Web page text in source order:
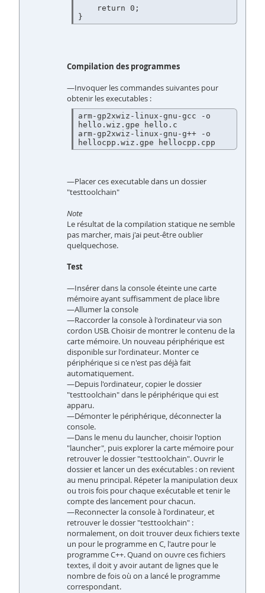
Compilation des programmes
—Invoquer les commandes suivantes pour
obtenir les executables :
arm-gp2xwiz-linux-gnu-gcc -o
hello.wiz.gpe hello.c
arm-gp2xwiz-linux-gnu-g++ -o
hellocpp.wiz.gpe hellocpp.cpp
—Placer ces executable dans un dossier
"testtoolchain"
Note
Le résultat de la compilation statique ne semble
pas marcher, mais j'ai peut-être oublier
quelquechose.
Test
—Insérer dans la console éteinte une carte
mémoire ayant suffisamment de place libre
—Allumer la console
—Raccorder la console à l'ordinateur via son
cordon USB. Choisir de montrer le contenu de la
carte mémoire. Un nouveau périphérique est
disponible sur l'ordinateur. Monter ce
périphérique si ce n'est pas déjà fait
automatiquement.
—Depuis l'ordinateur, copier le dossier
"testtoolchain" dans le périphérique qui est
apparu.
—Démonter le périphérique, déconnecter la
console.
—Dans le menu du launcher, choisir l'option
"launcher", puis explorer la carte mémoire pour
retrouver le dossier "testtoolchain". Ouvrir le
dossier et lancer un des exécutables : on revient
au menu principal. Répeter la manipulation deux
ou trois fois pour chaque exécutable et tenir le
compte des lancement pour chacun.
—Reconnecter la console à l'ordinateur, et
retrouver le dossier "testtoolchain" :
normalement, on doit trouver deux fichiers texte
un pour le programme en C, l'autre pour le
programme C++. Quand on ouvre ces fichiers
textes, il doit y avoir autant de lignes que le
nombre de fois où on a lancé le programme
correspondant.